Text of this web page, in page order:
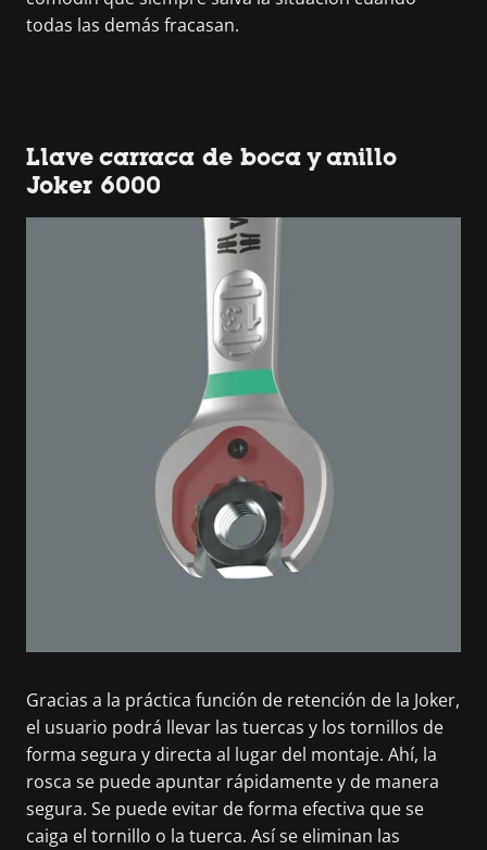
todas las demás fracasan.
Llave carraca de boca y anillo
Joker 6000
Gracias a la práctica función de retención de la Joker,
el usuario podrá llevar las tuercas y los tornillos de
forma segura y directa al lugar del montaje. Ahí, la
rosca se puede apuntar rápidamente y de manera
segura. Se puede evitar de forma efectiva que se
caiga el tornillo o la tuerca. Así se eliminan las